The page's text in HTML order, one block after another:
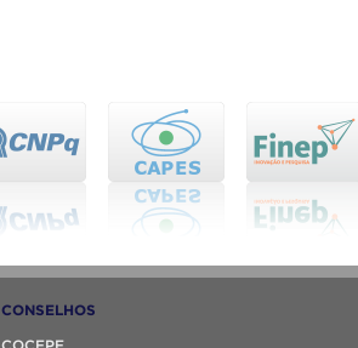
CONSELHOS
COCEPE